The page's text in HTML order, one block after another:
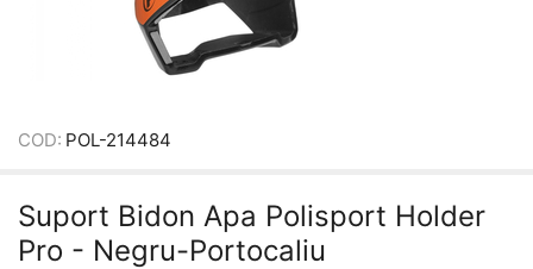
COD: POL-214484
Suport Bidon Apa Polisport Holder
Pro - Negru-Portocaliu